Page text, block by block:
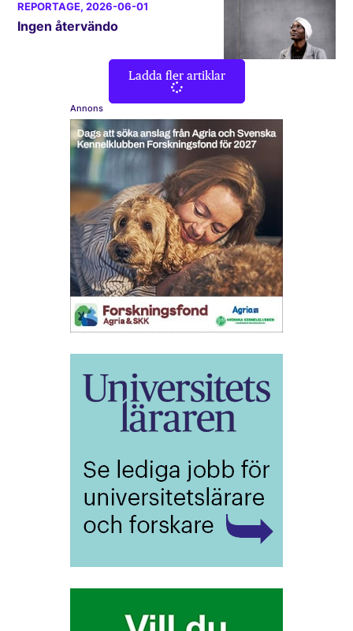
REPORTAGE, 2026-06-01
Ingen återvändo
Ladda fler artiklar
Annons